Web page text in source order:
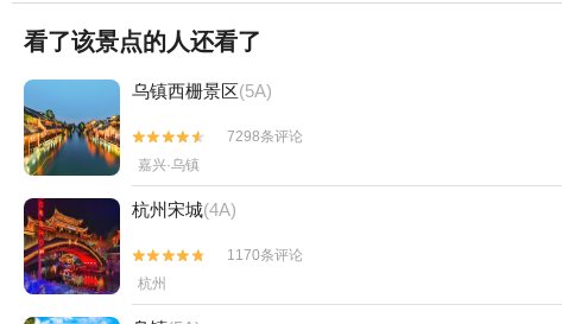
看了该景点的人还看了
乌镇西栅景区(5A)


7298条评论
嘉兴·乌镇
杭州宋城(4A)


1170条评论
杭州